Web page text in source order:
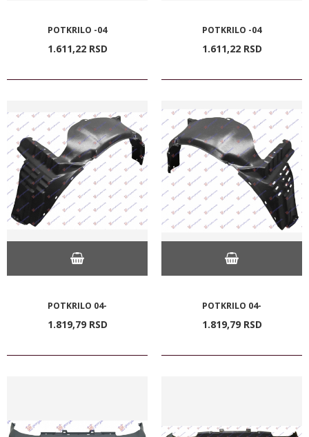
POTKRILO -04
1.611,22 RSD
POTKRILO -04
1.611,22 RSD
POTKRILO 04-
1.819,79 RSD
POTKRILO 04-
1.819,79 RSD